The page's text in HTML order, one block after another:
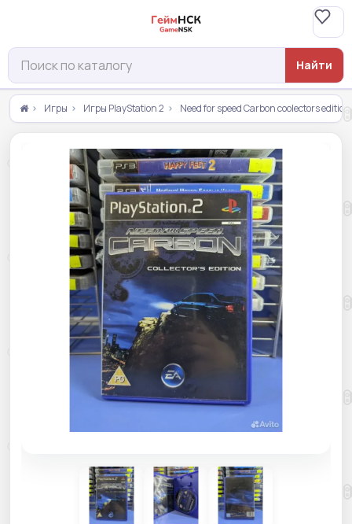
Найти
Игры Игры PlayStation 2 Need for speed Carbon coolectors edition